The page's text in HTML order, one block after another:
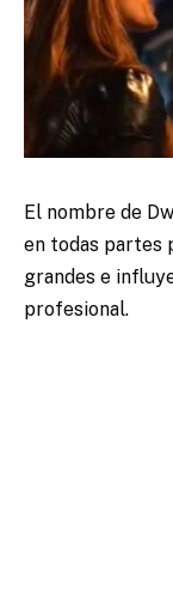
El nombre de
en todas partes
grandes e
profesional.